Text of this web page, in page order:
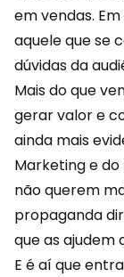
em vendas.
aquele que se
dúvidas da
Mais do que
gerar valor e
ainda mais
Marketing e
não querem
propaganda
que as ajudem
E é aí que